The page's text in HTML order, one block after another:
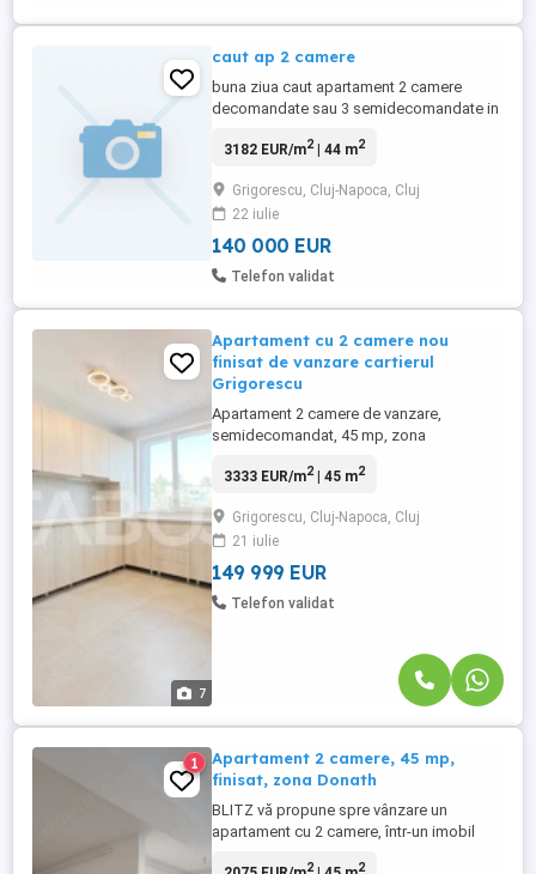
caut ap 2 camere
buna ziua caut apartament 2 camere
decomandate sau 3 semidecomandate in
140000 pt cel de 3camere finisat
3182 EUR/m2| 44 m2
Grigorescu, Cluj-Napoca, Cluj
22 iulie
140 000 EUR
Telefon validat
7
Apartament cu 2 camere nou
finisat de vanzare cartierul
Grigorescu
Apartament 2 camere de vanzare,
semidecomandat, 45 mp, zona
ale acestui apartament: TABOO Imobiliare
camere, semidecomandat, situat in
localitatea Cluj-Napoca, zona Grigorescu,
aflat la etajul 4 intr -un imobil tip bloc ...
3333 EUR/m2| 45 m2
Grigorescu, Cluj-Napoca, Cluj
21 iulie
149 999 EUR
Telefon validat
1
Apartament 2 camere, 45 mp,
finisat, zona Donath
BLITZ vă propune spre vânzare un
apartament cu 2 camere, într-un imobil
2 2